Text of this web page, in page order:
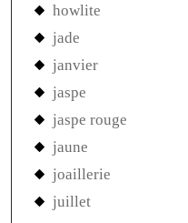
howlite
jade
janvier
jaspe
jaspe rouge
jaune
joaillerie
juillet